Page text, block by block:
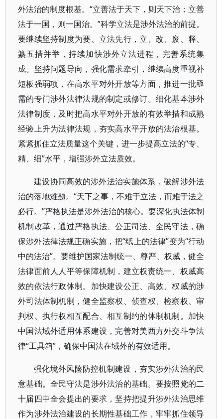
外法治的制度根基。“立善法于天下，则天下治；立善
法于一国，则一国治。”科学立法是涉外法治的前提。
要继续坚持制度为要、立法先行，立、改、废、释、
纂五措并举，持续加快涉外立法进程，完善系统集
成。坚持问题导向，强化需求牵引，继续高度重视补
短板强弱项，在高水平对外开放等方面，推进一批亟
需的专门涉外法律法规的制定或修订。细化基本涉外
法律制度，及时把高水平对外开放的有效举措和成熟
经验上升为法律法规，夯实高水平开放的法治根基。
紧紧抓住立法质量这个关键，进一步提高立法的“专、
精、细”水平，增强涉外立法质效。
建设协同高效的涉外法治实施体系，破解涉外法
治的落地难题。“天下之事，不难于立法，而难于法之
必行。”严格执法是涉外法治的核心。要深化执法体制
机制改革，通过严格执法、公正司法、全民守法，确
保涉外法律法规正确实施，把“纸上的法律”变为“行动
中的法治”。要维护国家法制统一、尊严、权威，健全
法律面前人人平等保障机制，建立权责统一、权威高
效的依法行政体制。加快建设公正、高效、权威的涉
外司法体制机制，健全监察权、侦查权、检察权、审
判权、执行权相互配合、相互制约的体制机制。加快
中国法域外适用体系建设，完善对美西方外交斗争法
律“工具箱”，确保中国法在域外的有效适用。
强化境外风险防控机制建设，夯实涉外法治的民
意基础。全民守法是涉外法治的基础。要按照党的二
十届四中全会提出的要求，坚持把提升涉外法治思维
作为涉外法治建设的长期性基础工作，牢牢抓住领导